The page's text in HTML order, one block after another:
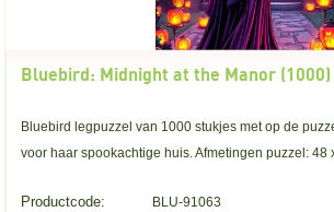
Bluebird: Midnight at the Manor
Bluebird legpuzzel van 1000 stukjes met op de
voor haar spookachtige huis. Afmetingen puzzel: 48
Productcode: BLU-91063